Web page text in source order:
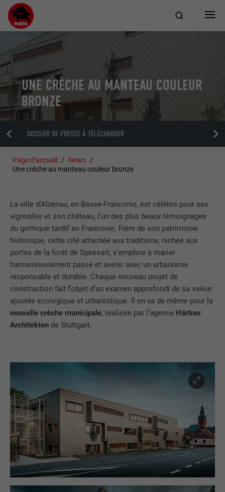
UNE CRÈCHE AU MANTEAU COULEUR
BRONZE
DOSSIER DE PRESSE À TÉLÉCHARGER
Page d’accueil
News
Une crèche au manteau couleur bronze
La ville d’Alzenau, en Basse-Franconie, est célèbre pour ses
vignobles et son château, l’un des plus beaux témoignages
du gothique tardif en Franconie. Fière de son patrimoine
historique, cette cité attachée aux traditions, nichée aux
portes de la forêt de Spessart, s’emploie à marier
harmonieusement passé et avenir avec un urbanisme
responsable et durable. Chaque nouveau projet de
construction fait l’objet d’un examen approfondi de sa valeur
ajoutée écologique et urbanistique. Il en va de même pour la
nouvelle crèche municipale, réalisée par l’agence Härtner
Architekten de Stuttgart.